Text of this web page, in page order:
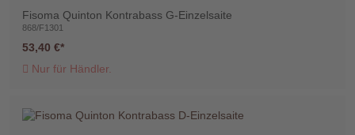
Benutzer-
Fisoma Quinton Kontrabass G-Einzelsaite
868/F1301
53,40 €
Nur für Händler.